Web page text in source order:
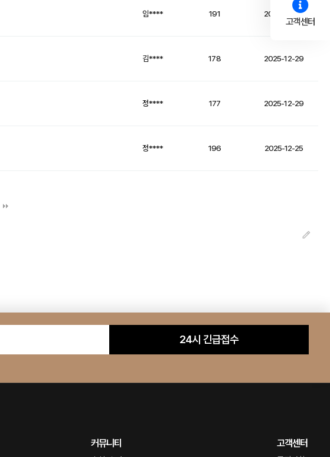
임**** 191 2025-12-30
김**** 178 2025-12-29
정**** 177 2025-12-29
정**** 196 2025-12-25
24시 긴급접수
커뮤니티 고객센터
고객센터